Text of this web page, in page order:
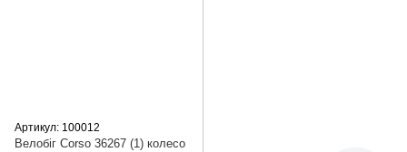
Артикул: 100012
Велобіг Corso 36267 (1) колесо